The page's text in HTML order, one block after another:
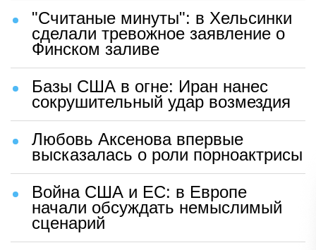
"Считаные минуты": в Хельсинки
сделали тревожное заявление о
Финском заливе
Базы США в огне: Иран нанес
сокрушительный удар возмездия
Любовь Аксенова впервые
высказалась о роли порноактрисы
Война США и ЕС: в Европе
начали обсуждать немыслимый
сценарий